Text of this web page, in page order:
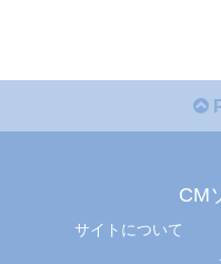
CM
サイトについて